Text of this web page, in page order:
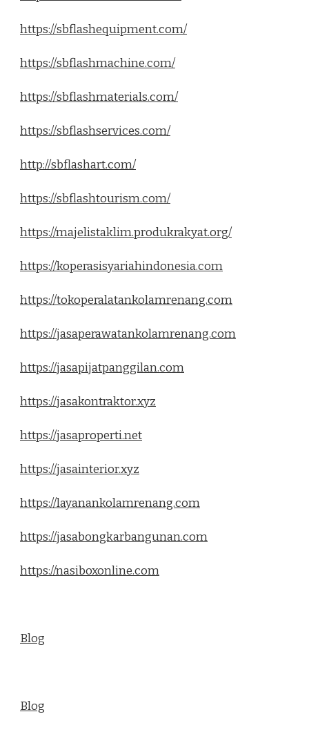
https://sbflashequipment.com/
https://sbflashmachine.com/
https://sbflashmaterials.com/
https://sbflashservices.com/
http://sbflashart.com/
https://sbflashtourism.com/
https://majelistaklim.produkrakyat.org/
https://koperasisyariahindonesia.com
https://tokoperalatankolamrenang.com
https://jasaperawatankolamrenang.com
https://jasapijatpanggilan.com
https://jasakontraktor.xyz
https://jasaproperti.net
https://jasainterior.xyz
https://layanankolamrenang.com
https://jasabongkarbangunan.com
https://nasiboxonline.com
Blog
Blog